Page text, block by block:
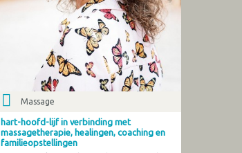
Massage
hart-hoofd-lijf in verbinding met
massagetherapie, healingen, coaching en
familieopstellingen